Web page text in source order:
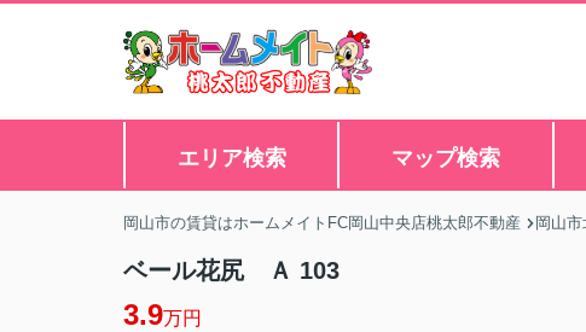
エリア検索 マップ検索
岡山市の賃貸はホームメイトFC岡山中央店桃太郎不動産 岡山
ベール花尻 Ａ 103
3.9万円